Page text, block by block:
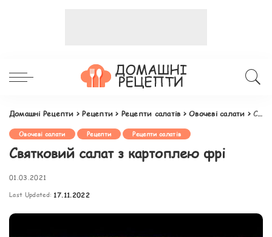
Домашні Рецепти >Рецепти > Рецепти салатів >Овочеві салати >Святковий салат з картоплею фрі
Овочеві салати Рецепти Рецепти салатів
Святковий салат з картоплею фрі
01.03.2021
Last Updated: 17.11.2022